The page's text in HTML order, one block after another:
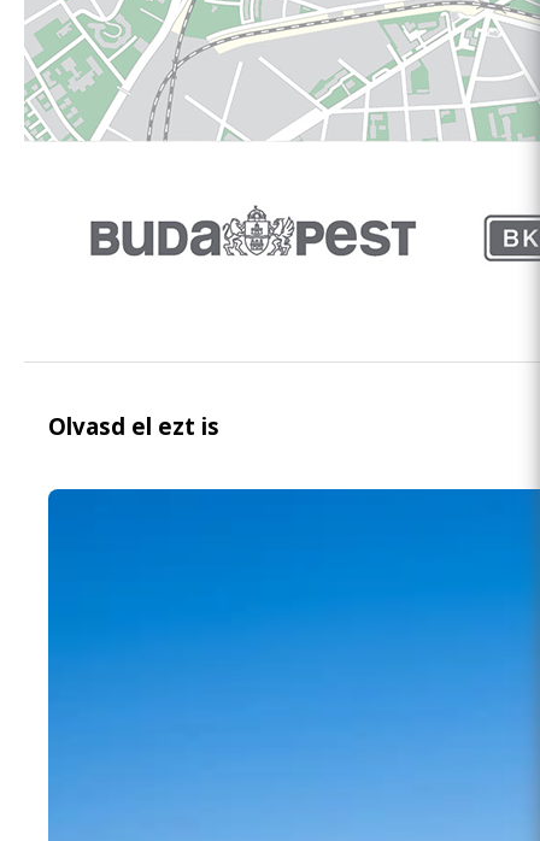
Olvasd el ezt is